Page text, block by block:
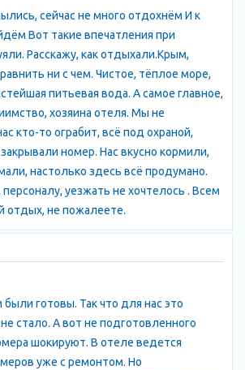
— 0.7%, крымские татары — 0.5%,
— 0.3%, молдаване — 0.2%,
близок к субтропическому климату, и
— умеренно-континентальный
средиземноморского типа
+1.3ºС. Самый тёплый месяц — июль
с высоты птичьего полета
слоя воды у побережья Севастополя
в июле составляет 22ºС. Атмосферные
сейчас не много отдохнём И к
Вот такие впечатления при
Расскажу, как отдыхали.Крым,
ни с чем. Чистое, тёплое море,
питьевая вода. А самое главное,
хозяина отеля. Мы не
кто-то ограбит, всё под охраной,
номер. Нас вкусно кормили,
настолько здесь всё продумано.
уезжать не хочтелось . Всем
отдых, не пожалеете.
готовы. Так что для нас это
стало. А вот не подготовленного
шокируют. В отеле ведется
уже с ремонтом. Но